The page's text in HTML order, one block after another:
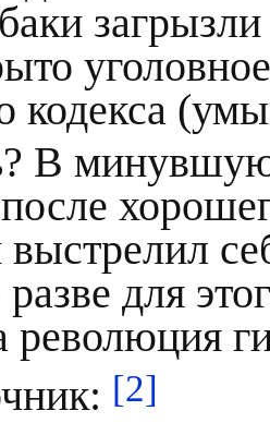
кодекса
В
выстрелил
для
революция
[2]